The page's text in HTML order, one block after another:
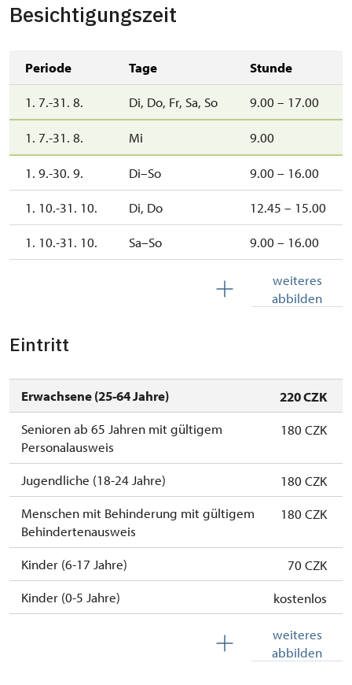
Besichtigungszeit
Periode Tage Stunde
1. 7.-31. 8. Di, Do, Fr, Sa, So 9.00 – 17.00
1. 7.-31. 8. Mi 9.00
1. 9.-30. 9. Di–So 9.00 – 16.00
1. 10.-31. 10. Di, Do 12.45 – 15.00
1. 10.-31. 10. Sa–So 9.00 – 16.00
9.00 – 16.00
12.45 – 15.00
10. 12.-31. 12.
weiteres
abbilden
Eintritt
Erwachsene (25-64 Jahre)
220 CZK
Senioren ab 65 Jahren mit gültigem
Personalausweis
180 CZK
Jugendliche (18-24 Jahre)
180 CZK
Menschen mit Behinderung mit gültigem
Behindertenausweis
180 CZK
Kinder (6-17 Jahre)
70 CZK
Kinder (0-5 Jahre)
kostenlos
kostenlos
kostenlos
weiteres
abbilden